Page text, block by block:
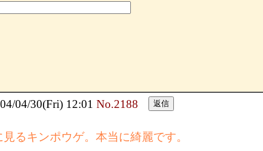
04/30(Fri) 12:01 No.2188
るキンポウゲ。本当に綺麗です。